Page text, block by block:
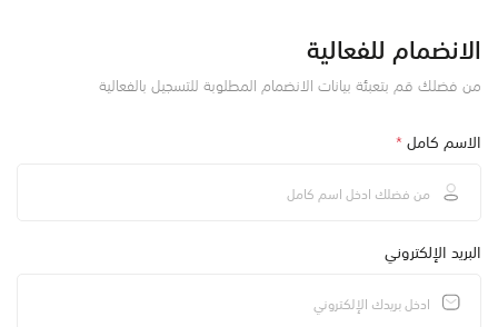
الانضمام للفعالية
من فضلك قم بتعبئة بيانات الانضمام المطلوبة للتسجيل بالفعالية
الاسم كامل*
البريد الإلكتروني